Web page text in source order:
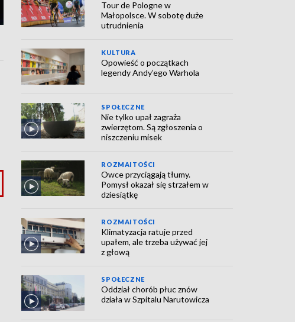
Tour de Pologne w
Małopolsce. W sobotę duże
utrudnienia
KULTURA
Opowieść o początkach
legendy Andy’ego Warhola
SPOŁECZNE
Nie tylko upał zagraża
zwierzętom. Są zgłoszenia o
niszczeniu misek
ROZMAITOŚCI
Owce przyciągają tłumy.
Pomysł okazał się strzałem w
dziesiątkę
ROZMAITOŚCI
Klimatyzacja ratuje przed
upałem, ale trzeba używać jej
z głową
SPOŁECZNE
Oddział chorób płuc znów
działa w Szpitalu Narutowicza